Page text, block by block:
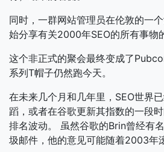
同时，一群网站管理员在伦敦的一
始分享有关2000年SEO的所有事物
这个非正式的聚会最终变成了
系列T帽子仍然跑今天。
在未来几个月和几年里，SEO世界
蹈，或者在谷歌更新其指数的一段
排名波动。
虽然谷歌的Brin曾经有
圾邮件，他的意见可能随着2003年